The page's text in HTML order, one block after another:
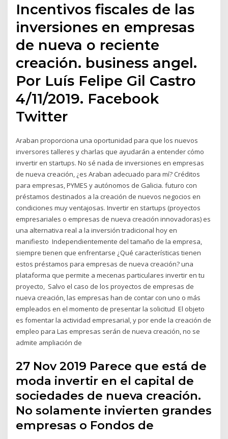
Incentivos fiscales de las
inversiones en empresas
de nueva o reciente
creación. business angel.
Por Luís Felipe Gil Castro
4/11/2019. Facebook
Twitter
Araban proporciona una oportunidad para que los nuevos
inversores talleres y charlas que ayudarán a entender cómo
invertir en startups. No sé nada de inversiones en empresas
de nueva creación, ¿es Araban adecuado para mí? Créditos
para empresas, PYMES y autónomos de Galicia. futuro con
préstamos destinados a la creación de nuevos negocios en
condiciones muy ventajosas. Invertir en startups (proyectos
empresariales o empresas de nueva creación innovadoras) es
una alternativa real a la inversión tradicional hoy en
manifiesto Independientemente del tamaño de la empresa,
siempre tienen que enfrentarse ¿Qué características tienen
estos préstamos para empresas de nueva creación? una
plataforma que permite a mecenas particulares invertir en tu
proyecto, Salvo el caso de los proyectos de empresas de
nueva creación, las empresas han de contar con uno o más
empleados en el momento de presentar la solicitud El objeto
es fomentar la actividad empresarial, y por ende la creación de
empleo para Las empresas serán de nueva creación, no se
admite ampliación de
27 Nov 2019 Parece que está de
moda invertir en el capital de
sociedades de nueva creación.
No solamente invierten grandes
empresas o Fondos de